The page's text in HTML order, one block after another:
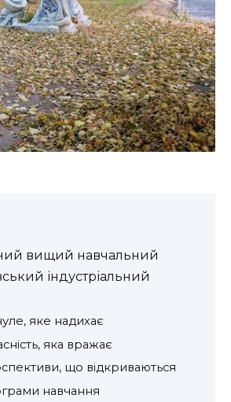
вищий навчальний
індустріальний
яке надихає
яка вражає
що відкриваються
навчання